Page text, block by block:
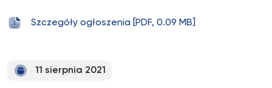
Szczegóły ogłoszenia [PDF, 0.09 MB]
11 sierpnia 2021